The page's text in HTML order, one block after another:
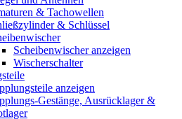
& Tachowellen
& Schlüssel
Scheibenwischer anzeigen
Wischerschalter
anzeigen
Gestänge, Ausrücklager &